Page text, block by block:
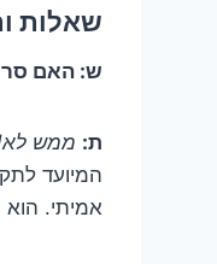
שאלות
ש: האם
ת: ממש
המיועד
אמיתי. הוא